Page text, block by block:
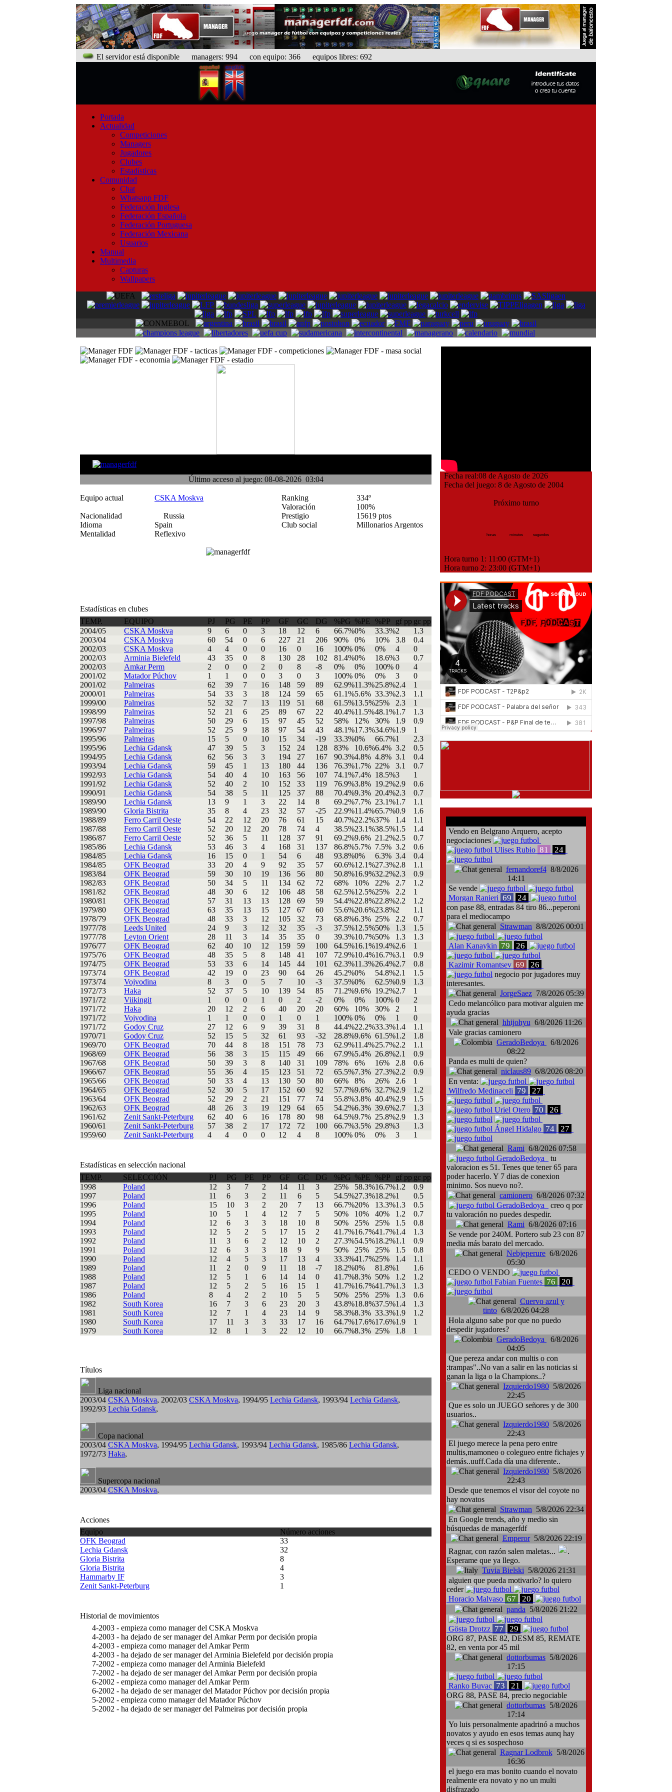
El servidor está disponible managers: 994 con equipo: 366 equipos libres: 692
Portada
Actualidad
Competiciones
Managers
Jugadores
Clubes
Estadísticas
Comunidad
Chat
Whatsapp FDF
Federación Inglesa
Federación Española
Federación Portuguesa
Federación Mexicana
Usuarios
Manual
Multimedia
Capturas
Wallpapers
Último acceso al juego: 08-08-2026 03:04
Equipo actual CSKA Moskva Ranking
334º
Valoración
100%
Nacionalidad
Russia Prestigio
15619 ptos
Idioma
Spain Club social
Millonarios Argentos
Mentalidad
Reflexivo
Estadísticas en clubes
TEMP.
EQUIPO PJ PG PE PP GF GC DG %PG %PE %PP gf pp gc pp
2004/05
CSKA Moskva 9 6 0 3 18 12 6 66.7%0% 33.3%2
1.3
2003/04
CSKA Moskva 60 54 0 6 227 21 206 90% 0% 10% 3.8
0.4
2002/03
CSKA Moskva 4 4 0 0 16 0 16 100% 0% 0% 4
0
2002/03
Arminia Bielefeld 43 35 0 8 130 28 102 81.4%0% 18.6%3
0.7
2002/03
Amkar Perm 2 0 0 2 0 8 -8 0% 0% 100% 0
4
2001/02
Matador Púchov 1 1 0 0 3 0 3 100% 0% 0% 3
0
2001/02
Palmeiras 62 39 7 16 148 59 89 62.9%11.3%25.8%2.4
1
2000/01
Palmeiras 54 33 3 18 124 59 65 61.1%5.6% 33.3%2.3
1.1
1999/00
Palmeiras 52 32 7 13 119 51 68 61.5%13.5%25% 2.3
1
1998/99
Palmeiras 52 21 6 25 89 67 22 40.4%11.5%48.1%1.7
1.3
1997/98
Palmeiras 50 29 6 15 97 45 52 58% 12% 30% 1.9
0.9
1996/97
Palmeiras 52 25 9 18 97 54 43 48.1%17.3%34.6%1.9
1
1995/96
Palmeiras 15 5 0 10 15 34 -19 33.3%0% 66.7%1
2.3
1995/96
Lechia Gdansk 47 39 5 3 152 24 128 83% 10.6%6.4% 3.2
0.5
1994/95
Lechia Gdansk 62 56 3 3 194 27 167 90.3%4.8% 4.8% 3.1
0.4
1993/94
Lechia Gdansk 59 45 1 13 180 44 136 76.3%1.7% 22% 3.1
0.7
1992/93
Lechia Gdansk 54 40 4 10 163 56 107 74.1%7.4% 18.5%3
1
1991/92
Lechia Gdansk 52 40 2 10 152 33 119 76.9%3.8% 19.2%2.9
0.6
1990/91
Lechia Gdansk 54 38 5 11 125 37 88 70.4%9.3% 20.4%2.3
0.7
1989/90
Lechia Gdansk 13 9 1 3 22 14 8 69.2%7.7% 23.1%1.7
1.1
1989/90
Gloria Bistrita 35 8 4 23 32 57 -25 22.9%11.4%65.7%0.9
1.6
1988/89
Ferro Carril Oeste 54 22 12 20 76 61 15 40.7%22.2%37% 1.4
1.1
1987/88
Ferro Carril Oeste 52 20 12 20 78 74 4 38.5%23.1%38.5%1.5
1.4
1986/87
Ferro Carril Oeste 52 36 5 11 128 37 91 69.2%9.6% 21.2%2.5
0.7
1985/86
Lechia Gdansk 53 46 3 4 168 31 137 86.8%5.7% 7.5% 3.2
0.6
1984/85
Lechia Gdansk 16 15 0 1 54 6 48 93.8%0% 6.3% 3.4
0.4
1984/85
OFK Beograd 33 20 4 9 92 35 57 60.6%12.1%27.3%2.8
1.1
1983/84
OFK Beograd 59 30 10 19 136 56 80 50.8%16.9%32.2%2.3
0.9
1982/83
OFK Beograd 50 34 5 11 134 62 72 68% 10% 22% 2.7
1.2
1981/82
OFK Beograd 48 30 6 12 106 48 58 62.5%12.5%25% 2.2
1
1980/81
OFK Beograd 57 31 13 13 128 69 59 54.4%22.8%22.8%2.2
1.2
1979/80
OFK Beograd 63 35 13 15 127 67 60 55.6%20.6%23.8%2
1.1
1978/79
OFK Beograd 48 33 3 12 105 32 73 68.8%6.3% 25% 2.2
0.7
1977/78
Leeds United 24 9 3 12 32 35 -3 37.5%12.5%50% 1.3
1.5
1977/78
Leyton Orient 28 11 3 14 35 35 0 39.3%10.7%50% 1.3
1.3
1976/77
OFK Beograd 62 40 10 12 159 59 100 64.5%16.1%19.4%2.6
1
1975/76
OFK Beograd 48 35 5 8 148 41 107 72.9%10.4%16.7%3.1
0.9
1974/75
OFK Beograd 53 33 6 14 145 44 101 62.3%11.3%26.4%2.7
0.8
1973/74
OFK Beograd 42 19 0 23 90 64 26 45.2%0% 54.8%2.1
1.5
1973/74
Vojvodina 8 3 0 5 7 10 -3 37.5%0% 62.5%0.9
1.3
1972/73
Haka 52 37 5 10 139 54 85 71.2%9.6% 19.2%2.7
1
1971/72
Viikingit 1 0 0 1 0 2 -2 0% 0% 100% 0
2
1971/72
Haka 20 12 2 6 40 20 20 60% 10% 30% 2
1
1971/72
Vojvodina 1 1 0 0 1 0 1 100% 0% 0% 1
0
1971/72
Godoy Cruz 27 12 6 9 39 31 8 44.4%22.2%33.3%1.4
1.1
1970/71
Godoy Cruz 52 15 5 32 61 93 -32 28.8%9.6% 61.5%1.2
1.8
1969/70
OFK Beograd 70 44 8 18 151 78 73 62.9%11.4%25.7%2.2
1.1
1968/69
OFK Beograd 56 38 3 15 115 49 66 67.9%5.4% 26.8%2.1
0.9
1967/68
OFK Beograd 50 39 3 8 140 31 109 78% 6% 16% 2.8
0.6
1966/67
OFK Beograd 55 36 4 15 123 51 72 65.5%7.3% 27.3%2.2
0.9
1965/66
OFK Beograd 50 33 4 13 130 50 80 66% 8% 26% 2.6
1
1964/65
OFK Beograd 52 30 5 17 152 60 92 57.7%9.6% 32.7%2.9
1.2
1963/64
OFK Beograd 52 29 2 21 151 77 74 55.8%3.8% 40.4%2.9
1.5
1962/63
OFK Beograd 48 26 3 19 129 64 65 54.2%6.3% 39.6%2.7
1.3
1961/62
Zenit Sankt-Peterburg 62 40 6 16 178 80 98 64.5%9.7% 25.8%2.9
1.3
1960/61
Zenit Sankt-Peterburg 57 38 2 17 172 72 100 66.7%3.5% 29.8%3
1.3
1959/60
Zenit Sankt-Peterburg 4 4 0 0 12 4 8 100% 0% 0% 3 1
Estadísticas en selección nacional
TEMP.
SELECCIÓN PJ PG PE PP GF GC DG %PG %PE %PP gf pp gc pp
1998
Poland 12 3 7 2 14 11 3 25% 58.3%16.7%1.2
0.9
1997
Poland 11 6 3 2 11 6 5 54.5%27.3%18.2%1
0.5
1996
Poland 15 10 3 2 20 7 13 66.7%20% 13.3%1.3
0.5
1995
Poland 10 5 1 4 12 7 5 50% 10% 40% 1.2
0.7
1994
Poland 12 6 3 3 18 10 8 50% 25% 25% 1.5
0.8
1993
Poland 12 5 2 5 17 15 2 41.7%16.7%41.7%1.4
1.3
1992
Poland 11 3 6 2 12 10 2 27.3%54.5%18.2%1.1
0.9
1991
Poland 12 6 3 3 18 9 9 50% 25% 25% 1.5
0.8
1990
Poland 12 4 5 3 17 13 4 33.3%41.7%25% 1.4
1.1
1989
Poland 11 2 0 9 11 18 -7 18.2%0% 81.8%1
1.6
1988
Poland 12 5 1 6 14 14 0 41.7%8.3% 50% 1.2
1.2
1987
Poland 12 5 2 5 16 15 1 41.7%16.7%41.7%1.3
1.3
1986
Poland 8 4 2 2 10 5 5 50% 25% 25% 1.3
0.6
1982
South Korea 16 7 3 6 23 20 3 43.8%18.8%37.5%1.4
1.3
1981
South Korea 12 7 1 4 23 14 9 58.3%8.3% 33.3%1.9
1.2
1980
South Korea 17 11 3 3 33 17 16 64.7%17.6%17.6%1.9
1
1979
South Korea 12 8 1 3 22 12 10 66.7%8.3% 25% 1.8 1
Títulos
Liga nacional
2003/04 CSKA Moskva, 2002/03 CSKA Moskva, 1994/95 Lechia Gdansk, 1993/94 Lechia Gdansk,
1992/93 Lechia Gdansk,
Copa nacional
2003/04 CSKA Moskva, 1994/95 Lechia Gdansk, 1993/94 Lechia Gdansk, 1985/86 Lechia Gdansk,
1972/73 Haka,
Supercopa nacional
2003/04 CSKA Moskva,
Acciones
Equipo
Número acciones
OFK Beograd
33
Lechia Gdansk
32
Gloria Bistrita
8
Gloria Bistrita
4
Hammarby IF
3
Zenit Sankt-Peterburg
1
Historial de movimientos
4-2003 - empieza como manager del CSKA Moskva
4-2003 - ha dejado de ser manager del Amkar Perm por decisión propia
4-2003 - empieza como manager del Amkar Perm
4-2003 - ha dejado de ser manager del Arminia Bielefeld por decisión propia
7-2002 - empieza como manager del Arminia Bielefeld
7-2002 - ha dejado de ser manager del Amkar Perm por decisión propia
6-2002 - empieza como manager del Amkar Perm
6-2002 - ha dejado de ser manager del Matador Púchov por decisión propia
5-2002 - empieza como manager del Matador Púchov
5-2002 - ha dejado de ser manager del Palmeiras por decisión propia
Fecha real:08 de Agosto de 2026
Fecha del juego: 8 de Agosto de 2004
Próximo turno
horas minutos segundos
Hora turno 1: 11:00 (GTM+1)
Hora turno 2: 23:00 (GTM+1)
Vendo en Belgrano Arquero, acepto
negociaciones
Ulises Rubio 81 24
fernandoref48/8/2026
14:11
Se vende
Morgan Ranieri 69 24
con pase 88, entradas 84 tiro 86...peperoni
para el mediocampo
Strawman 8/8/2026 00:01
Alan Kanaykin 79 26
Kazimir Romantsev 69 26
negocio por jugadores muy
interesantes.
JorgeSaez 7/8/2026 05:39
Cedo melancólico para motivar alguien me
ayuda gracias
hhijohyu 6/8/2026 11:26
Vale gracias camionero
GeradoBedoya
6/8/2026
08:22
Panda es multi de quien?
niclaus89 6/8/2026 08:20
En venta:
Wilfredo Medinaceli 79 27
Uriel Otero 70 26
Ángel Hidalgo 74 27
Rami 6/8/2026 07:58
GeradoBedoya
tu
valoracion es 51. Tenes que tener 65 para
poder hacerlo. Y 7 dias de conexion
minimo. Sos nuevo no?.
camionero 6/8/2026 07:32
GeradoBedoya
creo q por
tu valoración no puedes despedir.
Rami 6/8/2026 07:16
Se vende por 240M. Portero sub 23 con 87
media más barato del mercado.
Nebjeperure 6/8/2026
05:30
CEDO O VENDO
Fabian Fuentes 76 20
Cuervo azul y
tinto 6/8/2026 04:28
Hola alguno sabe por que no puedo
despedir jugadores?
GeradoBedoya
6/8/2026
04:05
Que pereza andar con multis o con
:trampas"..No van a salir en las noticias si
ganan la liga o la Champions..?
Izquierdo1980 5/8/2026
22:45
Que es solo un JUEGO señores y de 300
usuarios..
Izquierdo1980 5/8/2026
22:43
El juego merece la pena pero entre
multis,mamoneo o colegueo entre fichajes y
demás..uuff.Cada día una diferente..
Izquierdo1980 5/8/2026
22:43
Desde que tenemos el visor del coyote no
hay novatos
Strawman 5/8/2026 22:34
En Google trends, año y medio sin
búsquedas de managerfdf
Emperor5/8/2026 22:19
Ragnar, con razón salen maletas...
.
Esperame que ya llego.
Tuvia Bielski 5/8/2026 21:31
alguien que pueda motivarlo? lo quiero
ceder
Horacio Malvaso 67 20
panda 5/8/2026 21:22
Gösta Drotzz 77 29
ORG 87, PASE 82, DESM 85, REMATE
82, en venta por 45 mil
dottorbumas 5/8/2026
17:15
Ranko Buvac 73 21
ORG 88, PASE 84, precio negociable
dottorbumas 5/8/2026
17:14
Yo luis personalmente apadrinó a muchos
novatos y ayudo en esos temas aunq hay
veces q si es sospechoso
Ragnar Lodbrok5/8/2026
16:36
el juego era mas bonito cuando el novato
realmente era novato y no un multi
disfrazado